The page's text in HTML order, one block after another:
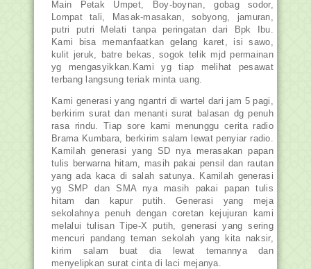
Main Petak Umpet, Boy-boynan, gobag sodor,
Lompat tali, Masak-masakan, sobyong, jamuran,
putri putri Melati tanpa peringatan dari Bpk Ibu.
Kami bisa memanfaatkan gelang karet, isi sawo,
kulit jeruk, batre bekas, sogok telik mjd permainan
yg mengasyikkan.Kami yg tiap melihat pesawat
terbang langsung teriak minta uang.
Kami generasi yang ngantri di wartel dari jam 5 pagi,
berkirim surat dan menanti surat balasan dg penuh
rasa rindu. Tiap sore kami menunggu cerita radio
Brama Kumbara, berkirim salam lewat penyiar radio.
Kamilah generasi yang SD nya merasakan papan
tulis berwarna hitam, masih pakai pensil dan rautan
yang ada kaca di salah satunya. Kamilah generasi
yg SMP dan SMA nya masih pakai papan tulis
hitam dan kapur putih. Generasi yang meja
sekolahnya penuh dengan coretan kejujuran kami
melalui tulisan Tipe-X putih, generasi yang sering
mencuri pandang teman sekolah yang kita naksir,
kirim salam buat dia lewat temannya dan
menyelipkan surat cinta di laci mejanya.